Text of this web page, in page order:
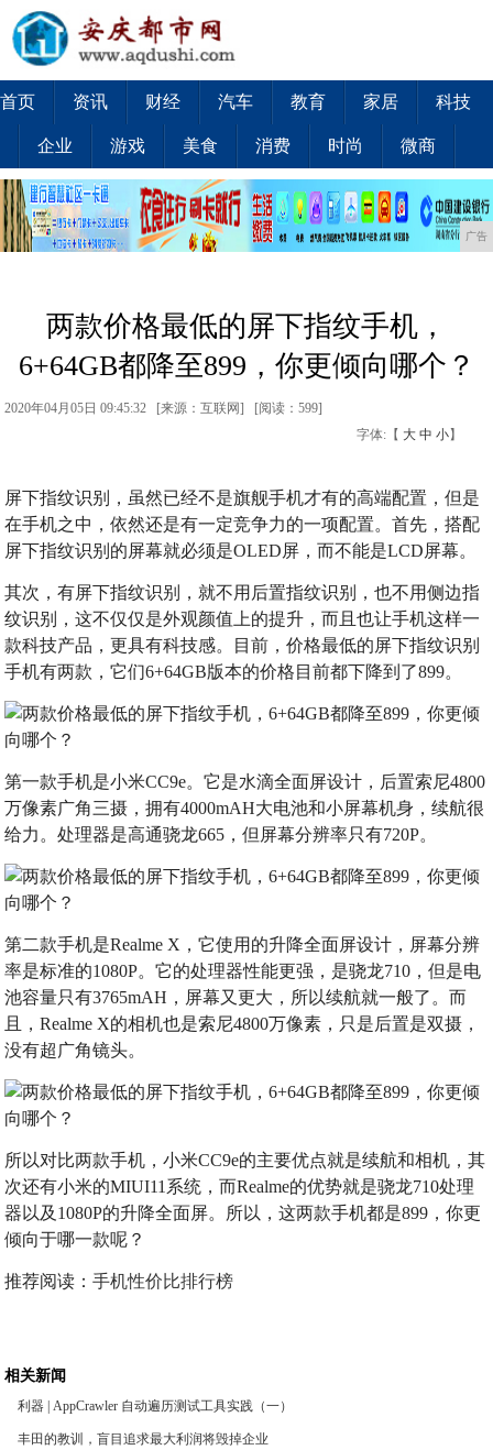
首页 资讯 财经 汽车 教育 家居 科技
企业 游戏 美食 消费 时尚 微商
广告
两款价格最低的屏下指纹手机，
6+64GB都降至899，你更倾向哪个？
2020年04月05日 09:45:32 [来源：互联网] [阅读：599]
字体:【 大 中 小】
屏下指纹识别，虽然已经不是旗舰手机才有的高端配置，但是
在手机之中，依然还是有一定竞争力的一项配置。首先，搭配
屏下指纹识别的屏幕就必须是OLED屏，而不能是LCD屏幕。
其次，有屏下指纹识别，就不用后置指纹识别，也不用侧边指
纹识别，这不仅仅是外观颜值上的提升，而且也让手机这样一
款科技产品，更具有科技感。目前，价格最低的屏下指纹识别
手机有两款，它们6+64GB版本的价格目前都下降到了899。
第一款手机是小米CC9e。它是水滴全面屏设计，后置索尼4800
万像素广角三摄，拥有4000mAH大电池和小屏幕机身，续航很
给力。处理器是高通骁龙665，但屏幕分辨率只有720P。
第二款手机是Realme X，它使用的升降全面屏设计，屏幕分辨
率是标准的1080P。它的处理器性能更强，是骁龙710，但是电
池容量只有3765mAH，屏幕又更大，所以续航就一般了。而
且，Realme X的相机也是索尼4800万像素，只是后置是双摄，
没有超广角镜头。
所以对比两款手机，小米CC9e的主要优点就是续航和相机，其
次还有小米的MIUI11系统，而Realme的优势就是骁龙710处理
器以及1080P的升降全面屏。所以，这两款手机都是899，你更
倾向于哪一款呢？
推荐阅读：手机性价比排行榜
相关新闻
利器 | AppCrawler 自动遍历测试工具实践（一）
丰田的教训，盲目追求最大利润将毁掉企业